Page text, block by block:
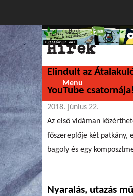
Menu
Jelenlegi hely
Címlap» Hírek
Hírek
Elindult az
YouTube csatornája!
2018. június 22.
Az első vidáman
főszereplője két patkány,
bagoly és egy
Nyaralás, utazás